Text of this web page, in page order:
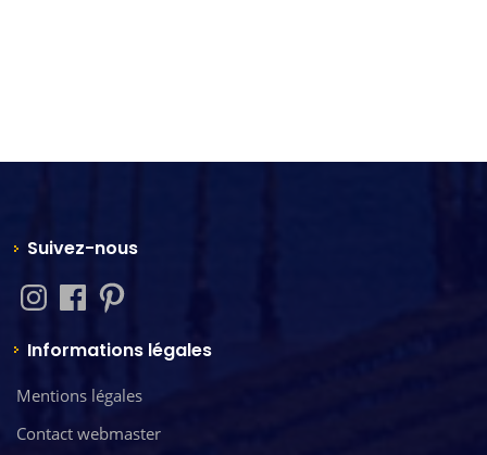
Suivez-nous
Informations légales
Mentions légales
Contact webmaster